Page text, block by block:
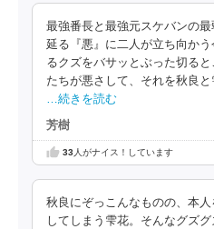
最強番長と最強元スケバンの
延る『悪』に二人が立ち向か
るクズをバサッとぶった切る
たちが悪さして、それを秋良
…続きを読む
芳樹
33人がナイス！しています
秋良にぞっこんなものの、本
してしまう雫花。そんなグズ